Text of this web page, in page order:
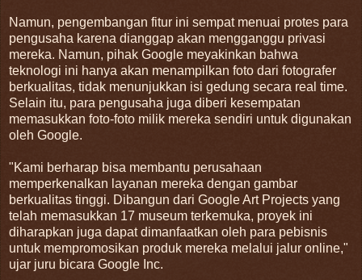
Namun, pengembangan fitur ini sempat menuai protes para
pengusaha karena dianggap akan mengganggu privasi
mereka. Namun, pihak Google meyakinkan bahwa
teknologi ini hanya akan menampilkan foto dari fotografer
berkualitas, tidak menunjukkan isi gedung secara real time.
Selain itu, para pengusaha juga diberi kesempatan
memasukkan foto-foto milik mereka sendiri untuk digunakan
oleh Google.
"Kami berharap bisa membantu perusahaan
memperkenalkan layanan mereka dengan gambar
berkualitas tinggi. Dibangun dari Google Art Projects yang
telah memasukkan 17 museum terkemuka, proyek ini
diharapkan juga dapat dimanfaatkan oleh para pebisnis
untuk mempromosikan produk mereka melalui jalur online,"
ujar juru bicara Google Inc.